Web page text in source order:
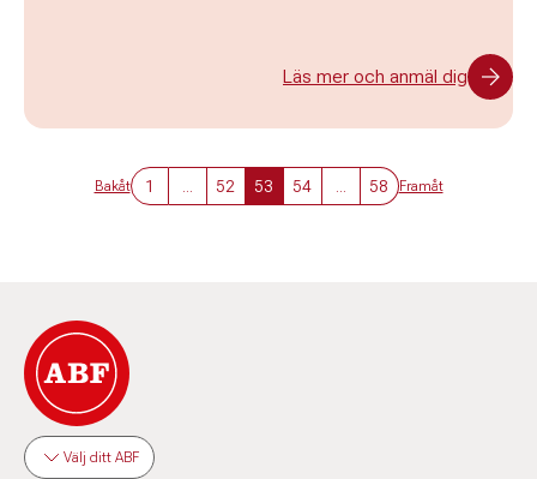
Läs mer och anmäl dig
Bakåt 1 52 53 54 58 Framåt
Välj ditt ABF